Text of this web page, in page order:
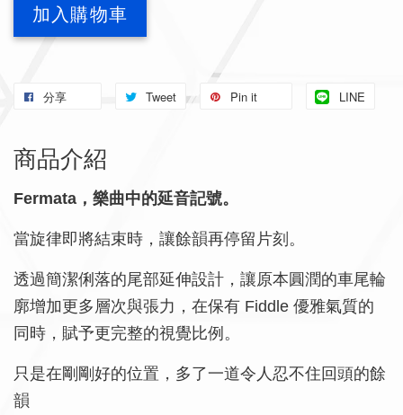
加入購物車
分享 Tweet Pin it LINE
商品介紹
Fermata，樂曲中的延音記號。
當旋律即將結束時，讓餘韻再停留片刻。
透過簡潔俐落的尾部延伸設計，讓原本圓潤的車尾輪
廓增加更多層次與張力，在保有 Fiddle 優雅氣質的
同時，賦予更完整的視覺比例。
只是在剛剛好的位置，多了一道令人忍不住回頭的餘
韻